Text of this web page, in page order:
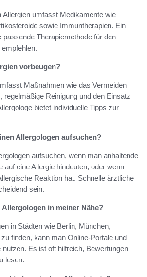
Allergien umfasst Medikamente wie
sowie Immuntherapien. Ein
passende Therapiemethode für den
empfehlen.
vorbeugen?
Maßnahmen wie das Vermeiden
regelmäßige Reinigung und den Einsatz
bietet individuelle Tipps zur
Allergologen aufsuchen?
aufsuchen, wenn man anhaltende
auf eine Allergie hindeuten, oder wenn
Reaktion hat. Schnelle ärztliche
sein.
in meiner Nähe?
in Städten wie Berlin, München,
finden, kann man Online-Portale und
Es ist oft hilfreich, Bewertungen
lesen.